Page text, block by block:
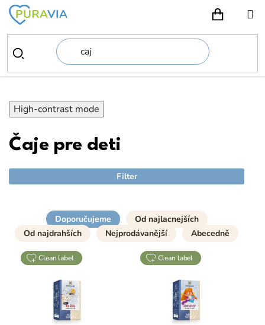
Prejsť
obsah
High-contrast mode
Čaje pre deti
Filter
Doporučujeme
Od najlacnejších
Od najdrahších
Nejprodávanější Abecedně
clean label clean label